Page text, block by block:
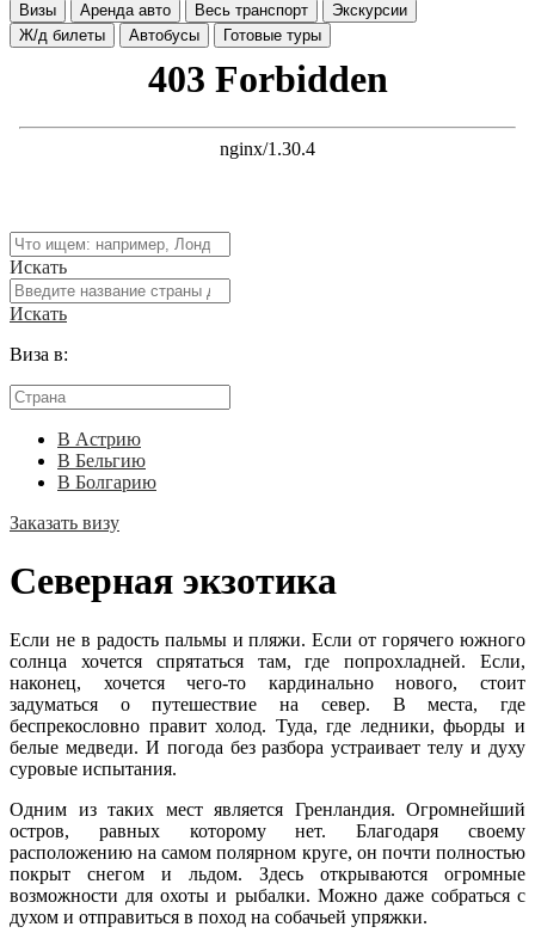
Визы
Аренда авто Весь транспорт
Экскурсии
Ж/д билеты
Автобусы Готовые туры
Искать
Искать
Виза в:
В Астрию
В Бельгию
В Болгарию
Заказать визу
Северная экзотика
Если не в радость пальмы и пляжи. Если от горячего южного
солнца хочется спрятаться там, где попрохладней. Если,
наконец, хочется чего-то кардинально нового, стоит
задуматься о путешествие на север. В места, где
беспрекословно правит холод. Туда, где ледники, фьорды и
белые медведи. И погода без разбора устраивает телу и духу
суровые испытания.
Одним из таких мест является Гренландия. Огромнейший
остров, равных которому нет. Благодаря своему
расположению на самом полярном круге, он почти полностью
покрыт снегом и льдом. Здесь открываются огромные
возможности для охоты и рыбалки. Можно даже собраться с
духом и отправиться в поход на собачьей упряжки.